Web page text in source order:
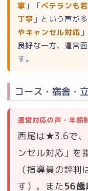
寧 」「ベテランも
丁寧 」という声が
やキャンセル対応
良好な一方、運営
す。
コース・宿舎・
運営対応の声・年齢
西尾は★3.6で、
ンセル対応」を
（指導員の評
す）。また 56歳